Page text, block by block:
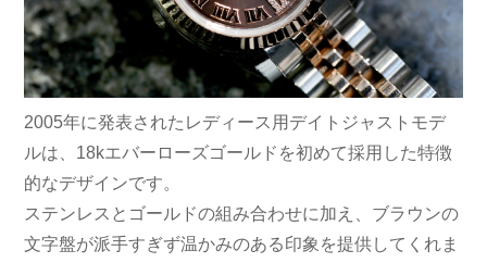
2005年に発表されたレディース用デイトジャストモデ
ルは、18kエバーローズゴールドを初めて採用した特徴
的なデザインです。
ステンレスとゴールドの組み合わせに加え、ブラウンの
文字盤が派手すぎず温かみのある印象を提供してくれま